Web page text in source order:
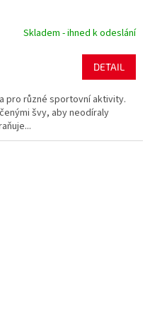
Skladem - ihned k odeslání
DETAIL
pro různé sportovní aktivity.
švy, aby neodíraly